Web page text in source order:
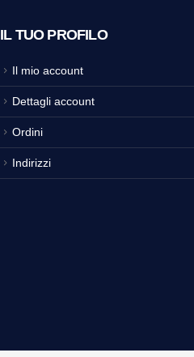
IL TUO PROFILO
Il mio account
Dettagli account
Ordini
Indirizzi